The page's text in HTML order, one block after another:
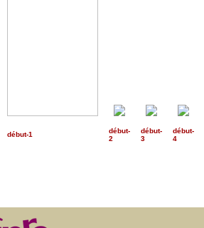
début-1 début-
2
début-
3
début-
4